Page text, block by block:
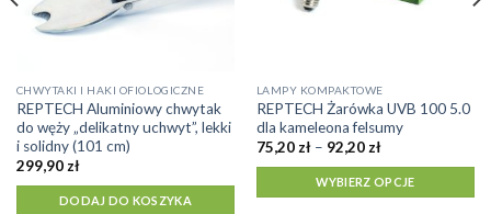
CHWYTAKI I HAKI OFIOLOGICZNE
REPTECH Aluminiowy chwytak
do węży „delikatny uchwyt”, lekki
i solidny (101 cm)
299,90 zł
DODAJ DO KOSZYKA
LAMPY KOMPAKTOWE
REPTECH Żarówka UVB 100 5.0
dla kameleona felsumy
75,20 zł – 92,20 złZakres
od
75,20 zł
do
WYBIERZ OPCJE
Ten
produkt
ma
wariantów.